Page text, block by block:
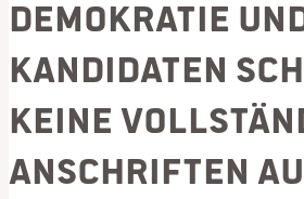
Demokratie
Kandidaten
Keine
Anschriften